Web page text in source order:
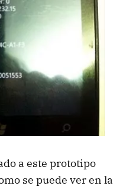
a este prototipo
se puede ver en la